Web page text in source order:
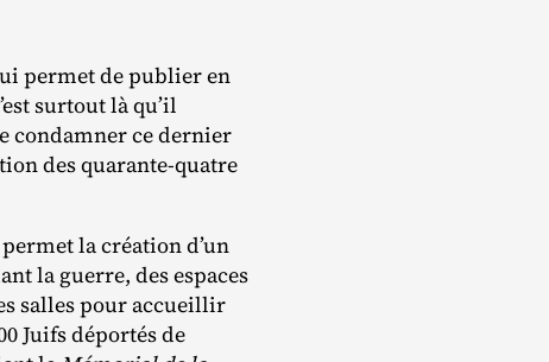
permet de publier en
surtout là qu’il
condamner ce dernier
des quarante‐​quatre
la création d’un
la guerre, des espaces
salles pour accueillir
Juifs déportés de